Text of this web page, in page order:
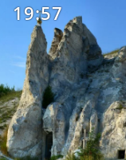
19:57